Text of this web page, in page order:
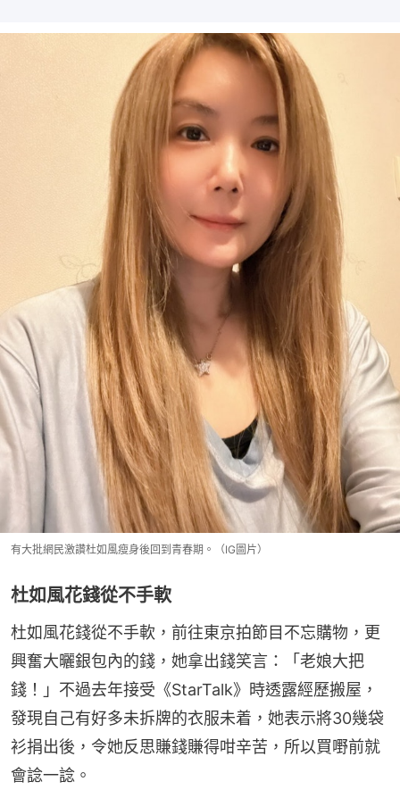
有大批網民激讚杜如風瘦身後回到青春期。（IG圖片）
杜如風花錢從不手軟
杜如風花錢從不手軟，前往東京拍節目不忘購物，更
興奮大曬銀包內的錢，她拿出錢笑言：「老娘大把
錢！」不過去年接受《StarTalk》時透露經歷搬屋，
發現自己有好多未拆牌的衣服未着，她表示將30幾袋
衫捐出後，令她反思賺錢賺得咁辛苦，所以買嘢前就
會諗一諗。